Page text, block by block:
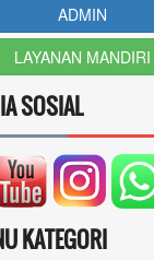
ADMIN
LAYANAN MANDIRI
SOSIAL
KATEGORI